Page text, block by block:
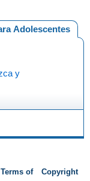
Adolescentes
y
of
Copyright